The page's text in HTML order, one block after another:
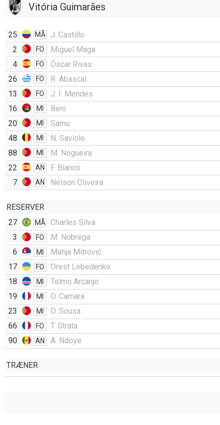
Vitória Guimarães
25 MÅ
J. Castillo
2
FO
Miguel Maga
4
FO
Óscar Rivas
26
FO
R. Abascal
13
FO
J. I. Mendes
16
MI
Beni
20
MI
Samu
48
MI
N. Saviolo
88
MI
M. Nogueira
22
AN
F. Blanco
7
AN Nélson Oliveira
RESERVER
27
MÅ
Charles Silva
3
FO
M. Nobrega
6
MI
Matija Mitrović
17
FO
Orest Lebedenko
18
MI
Telmo Arcanjo
19
MI
O. Camara
23
MI
D. Sousa
66
FO
T. Strata
90
AN A. Ndoye
TRÆNER